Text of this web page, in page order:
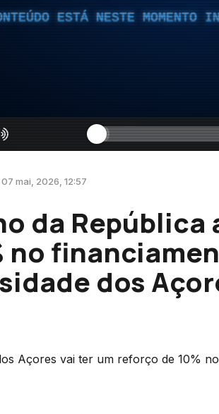
ESTÁ NESTE MOMENTO
07 mai, 2026, 12:57
da
no
dos
Açores vai ter um reforço de 10%